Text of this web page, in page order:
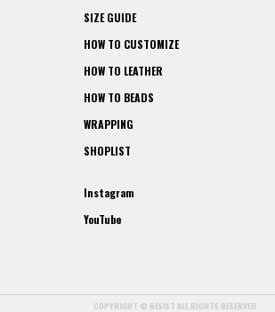
SIZE GUIDE
HOW TO CUSTOMIZE
HOW TO LEATHER
HOW TO BEADS
WRAPPING
SHOPLIST
Instagram
YouTube
COPYRIGHT © RESIST ALL RIGHTS RESERVED.